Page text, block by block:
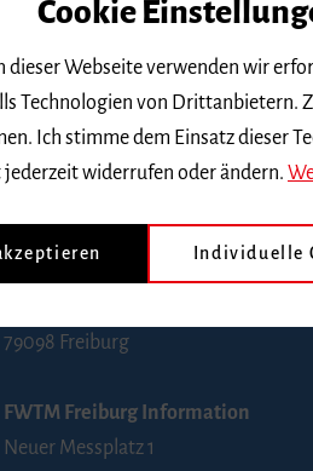
BZ-Kartenservice Freiburg
Kaiser-Joseph-Straße 229
79098 Freiburg
Telefon 0761 4968888
79098 Freiburg
FWTM Freiburg Information
Neuer Messplatz 1
Cookie
Webseite verwenden wir
Technologien von Drittanbietern.
Ich stimme dem Einsatz dieser
widerrufen oder ändern.
Individuelle